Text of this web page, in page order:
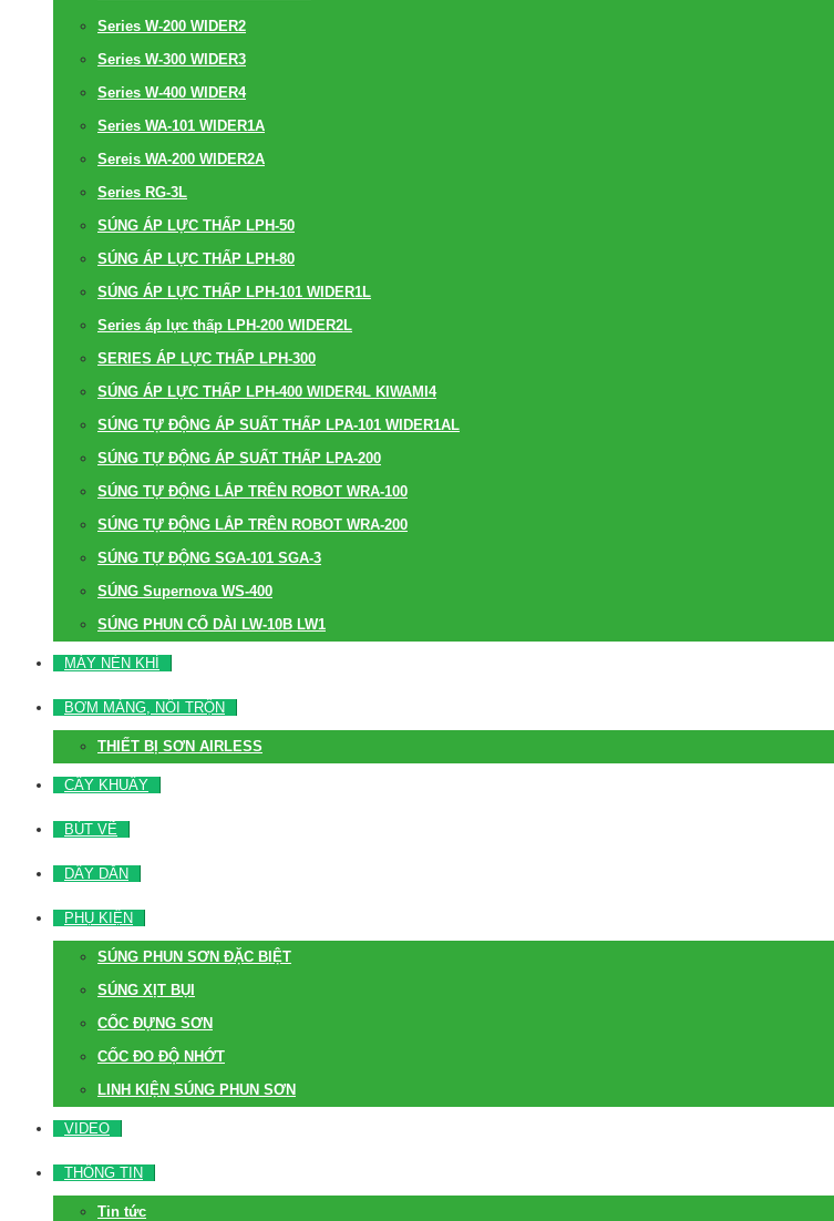
Series W-200 WIDER2
Series W-300 WIDER3
Series W-400 WIDER4
Series WA-101 WIDER1A
Sereis WA-200 WIDER2A
Series RG-3L
SÚNG ÁP LỰC THẤP LPH-50
SÚNG ÁP LỰC THẤP LPH-80
SÚNG ÁP LỰC THẤP LPH-101 WIDER1L
Series áp lực thấp LPH-200 WIDER2L
SERIES ÁP LỰC THẤP LPH-300
SÚNG ÁP LỰC THẤP LPH-400 WIDER4L KIWAMI4
SÚNG TỰ ĐỘNG ÁP SUẤT THẤP LPA-101 WIDER1AL
SÚNG TỰ ĐỘNG ÁP SUẤT THẤP LPA-200
SÚNG TỰ ĐỘNG LẮP TRÊN ROBOT WRA-100
SÚNG TỰ ĐỘNG LẮP TRÊN ROBOT WRA-200
SÚNG TỰ ĐỘNG SGA-101 SGA-3
SÚNG Supernova WS-400
SÚNG PHUN CỔ DÀI LW-10B LW1
MÁY NÉN KHÍ
BƠM MÀNG, NỒI TRỘN
THIẾT BỊ SƠN AIRLESS
CÂY KHUẤY
BÚT VẼ
DÂY DẪN
PHỤ KIỆN
SÚNG PHUN SƠN ĐẶC BIỆT
SÚNG XỊT BỤI
CỐC ĐỰNG SƠN
CỐC ĐO ĐỘ NHỚT
LINH KIỆN SÚNG PHUN SƠN
VIDEO
THÔNG TIN
Tin tức